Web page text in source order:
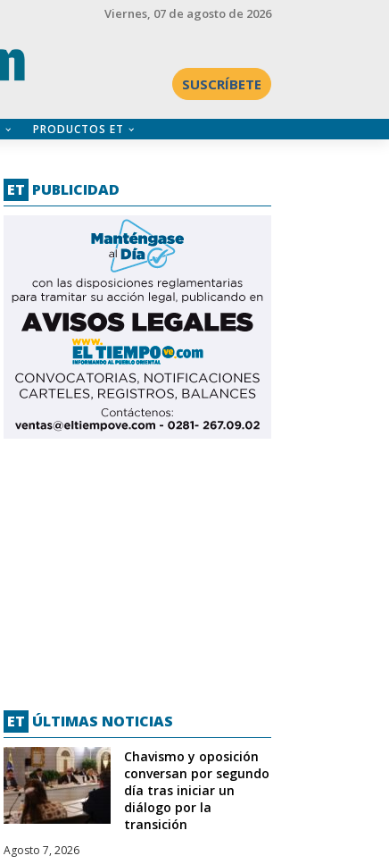
Viernes, 07 de agosto de 2026
SUSCRÍBETE
PRODUCTOS ET
ET PUBLICIDAD
ET ÚLTIMAS NOTICIAS
Chavismo y oposición
conversan por segundo
día tras iniciar un
diálogo por la
transición
Agosto 7, 2026